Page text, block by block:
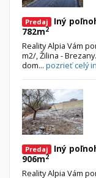
Predaj
Iný
782m2
Reality Alpia Vám
m2/, Žilina -
dom... pozrieť celý
Predaj
Iný
906m2
Reality Alpia Vám